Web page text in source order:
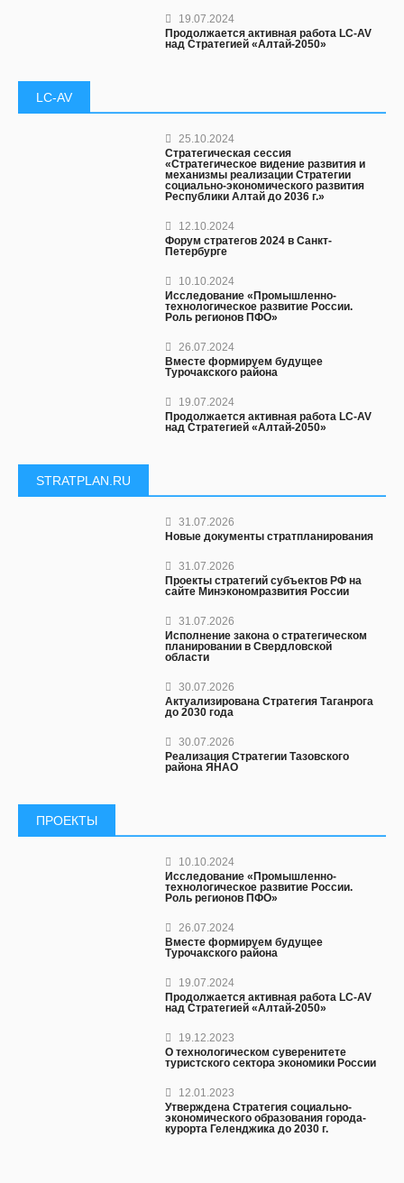
19.07.2024
Продолжается активная работа LC-AV
над Стратегией «Алтай-2050»
LC-AV
25.10.2024
Стратегическая сессия
«Стратегическое видение развития и
механизмы реализации Стратегии
социально-экономического развития
Республики Алтай до 2036 г.»
12.10.2024
Форум стратегов 2024 в Санкт-
Петербурге
10.10.2024
Исследование «Промышленно-
технологическое развитие России.
Роль регионов ПФО»
26.07.2024
Вместе формируем будущее
Турочакского района
19.07.2024
Продолжается активная работа LC-AV
над Стратегией «Алтай-2050»
STRATPLAN.RU
31.07.2026
Новые документы стратпланирования
31.07.2026
Проекты стратегий субъектов РФ на
сайте Минэкономразвития России
31.07.2026
Исполнение закона о стратегическом
планировании в Свердловской
области
30.07.2026
Актуализирована Стратегия Таганрога
до 2030 года
30.07.2026
Реализация Стратегии Тазовского
района ЯНАО
ПРОЕКТЫ
10.10.2024
Исследование «Промышленно-
технологическое развитие России.
Роль регионов ПФО»
26.07.2024
Вместе формируем будущее
Турочакского района
19.07.2024
Продолжается активная работа LC-AV
над Стратегией «Алтай-2050»
19.12.2023
О технологическом суверенитете
туристского сектора экономики России
12.01.2023
Утверждена Стратегия социально-
экономического образования города-
курорта Геленджика до 2030 г.